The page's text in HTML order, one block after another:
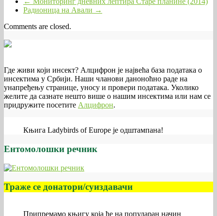
Радионица на Авали →
Comments are closed.
Где живи који инсект? Алцифрон је највећа база података о
инсектима у Србији. Наши чланови даноноћно раде на
унапређењу странице, уносу и провери података. Уколико
желите да сазнате нешто више о нашим инсектима или нам се
придружите посетите Алцифрон.
Књига Ladybirds of Europe је одштампана!
Ентомолошки речник
Траже се донатори/суиздавачи
Припремамо књигу која ће на популаран начин